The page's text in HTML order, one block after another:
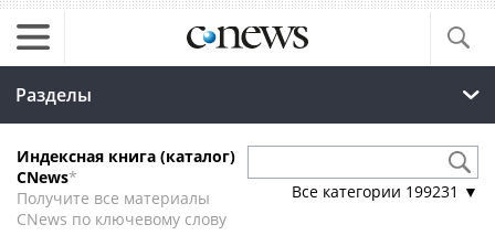
Разделы
Индексная книга (каталог)
CNews*
Получите все материалы
CNews по ключевому слову
Все категории 199231 ▼